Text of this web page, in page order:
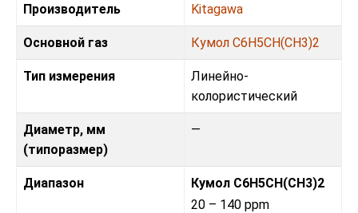
Производитель Kitagawa
Основной газ Кумол C6H5CH(CH3)2
Тип измерения
Линейно-
колористический
Диаметр, мм
(типоразмер)
—
Диапазон
Кумол C6H5CH(CH3)2
20 – 140 ppm